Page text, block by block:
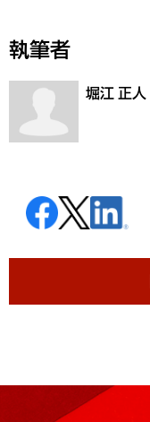
執筆者
堀江 正人